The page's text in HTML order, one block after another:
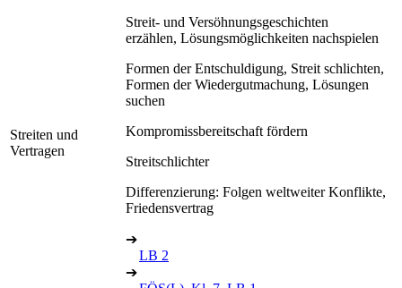
Streiten und
Vertragen
Streit- und Versöhnungsgeschichten
erzählen, Lösungsmöglichkeiten nachspielen
Formen der Entschuldigung, Streit schlichten,
Formen der Wiedergutmachung, Lösungen
suchen
Kompromissbereitschaft fördern
Streitschlichter
Differenzierung: Folgen weltweiter Konflikte,
Friedensvertrag
➔
LB 2
➔